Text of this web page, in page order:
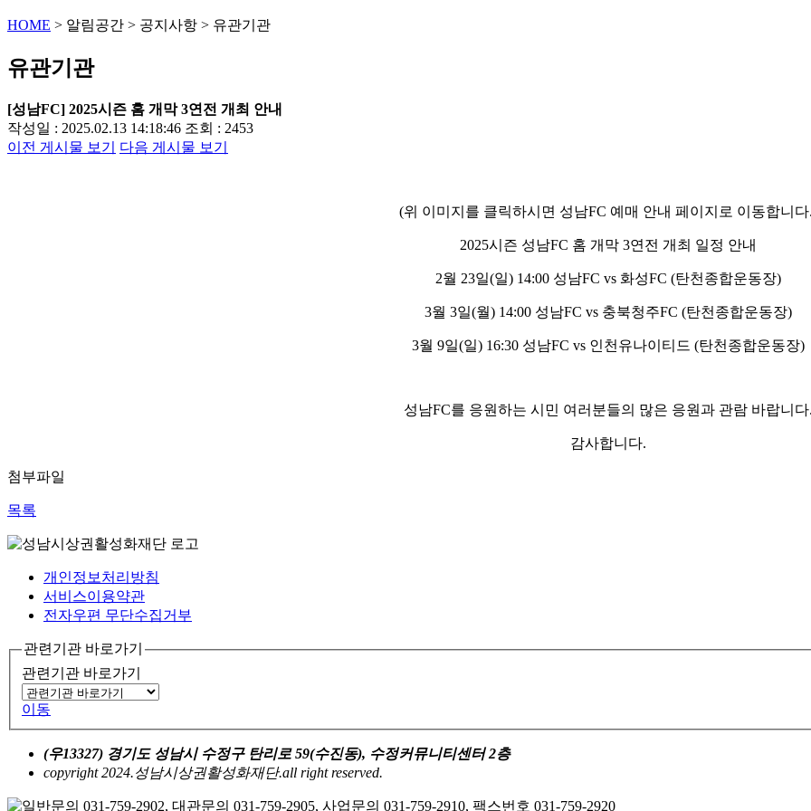
HOME > 알림공간 > 공지사항 > 유관기관
유관기관
[성남FC] 2025시즌 홈 개막 3연전 개최 안내
작성일 : 2025.02.13 14:18:46 조회 : 2453
이전 게시물 보기
다음 게시물 보기
(위 이미지를 클릭하시면 성남FC 예매 안내 페이지로 이동합니다
2025시즌 성남FC 홈 개막 3연전 개최 일정 안내
2월 23일(일) 14:00 성남FC vs 화성FC (탄천종합운동장)
3월 3일(월) 14:00 성남FC vs 충북청주FC (탄천종합운동장)
3월 9일(일) 16:30 성남FC vs 인천유나이티드 (탄천종합운동장)
성남FC를 응원하는 시민 여러분들의 많은 응원과 관람 바랍니
감사합니다.
첨부파일
목록
개인정보처리방침
서비스이용약관
전자우편 무단수집거부
관련기관 바로가기
관련기관 바로가기
이동
(우13327) 경기도 성남시 수정구 탄리로 59(수진동), 수정커뮤니티센터 2층
copyright 2024.성남시상권활성화재단.all right reserved.